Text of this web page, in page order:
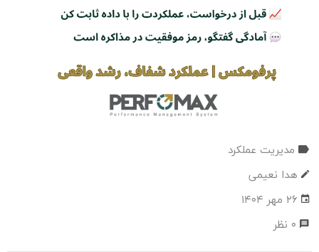
مدیریت عملکرد
هدا نعیمی
۲۶ مهر ۱۴۰۴
۰ نظر